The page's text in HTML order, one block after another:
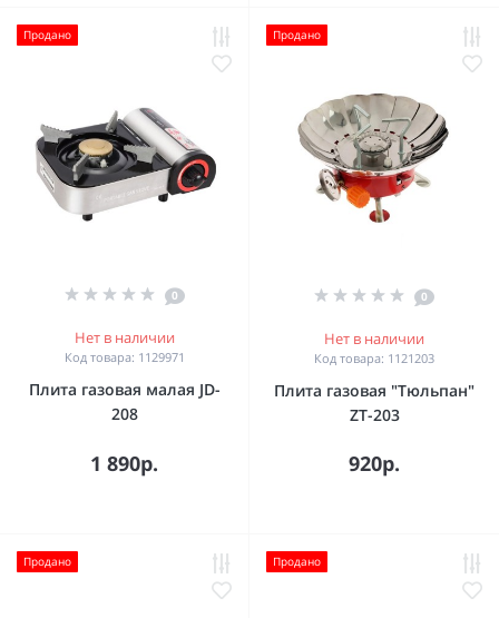
Продано
0
Нет в наличии
Код товара: 1129971
Плита газовая малая JD-
208
1 890р.
Продано
0
Нет в наличии
Код товара: 1121203
Плита газовая "Тюльпан"
ZT-203
920р.
Продано Продано